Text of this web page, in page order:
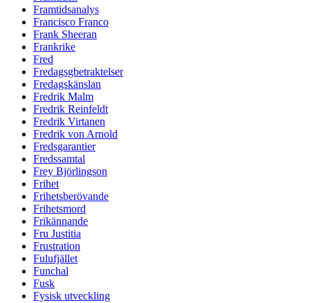
Framtidsanalys
Francisco Franco
Frank Sheeran
Frankrike
Fred
Fredagsgbetraktelser
Fredagskänslan
Fredrik Malm
Fredrik Reinfeldt
Fredrik Virtanen
Fredrik von Arnold
Fredsgarantier
Fredssamtal
Frey Björlingson
Frihet
Frihetsberövande
Frihetsmord
Frikännande
Fru Justitia
Frustration
Fulufjället
Funchal
Fusk
Fysisk utveckling